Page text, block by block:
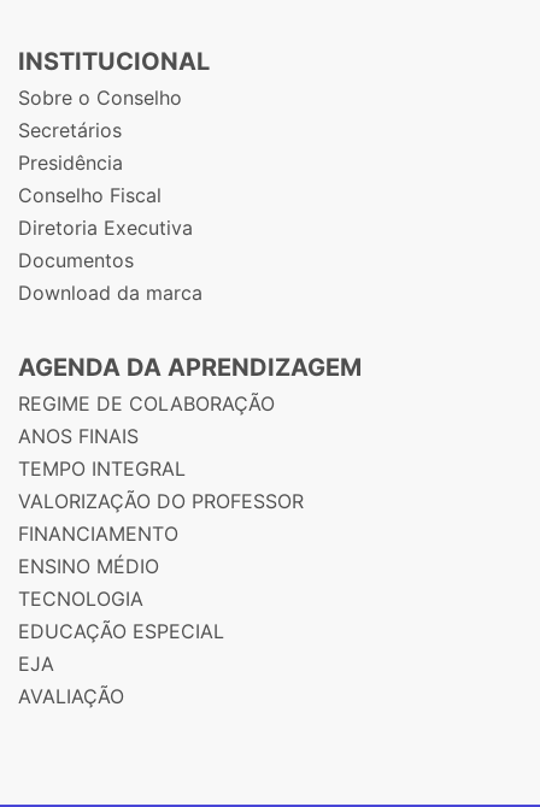
INSTITUCIONAL
Sobre o Conselho
Secretários
Presidência
Conselho Fiscal
Diretoria Executiva
Documentos
Download da marca
AGENDA DA APRENDIZAGEM
REGIME DE COLABORAÇÃO
ANOS FINAIS
TEMPO INTEGRAL
VALORIZAÇÃO DO PROFESSOR
FINANCIAMENTO
ENSINO MÉDIO
TECNOLOGIA
EDUCAÇÃO ESPECIAL
EJA
AVALIAÇÃO